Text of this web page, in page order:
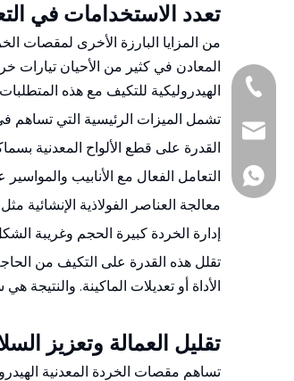
تعدد الاستخدامات في
من المزايا البارزة الأخرى لمقصات
المعادن في كثير من الأحيان تيارات
الهيدروليكية للتكيف مع هذه
تشمل الميزات الرئيسية التي تساهم
القدرة على قطع الألواح المعدنية
التعامل الفعال مع الأنابيب
معالجة العناصر الفولاذية الإنشائية
إدارة الخردة كبيرة الحجم وغريبة
تقلل هذه القدرة على التكيف من
الأداة أو تعديلات الماكينة. والنتيجة
تقليل العمالة وتعزيز
تساهم مقصات الخردة المعدنية
+86-
+86-510-
andy@js-
+86-